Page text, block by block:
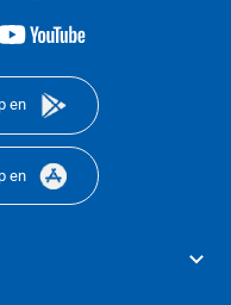
youtube-
en
en